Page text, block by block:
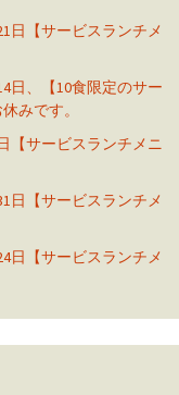
日【サービスランチメ
日、【10食限定のサー
みです。
【サービスランチメニ
日【サービスランチメ
日【サービスランチメ